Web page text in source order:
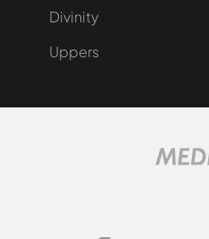
Divinity
Uppers